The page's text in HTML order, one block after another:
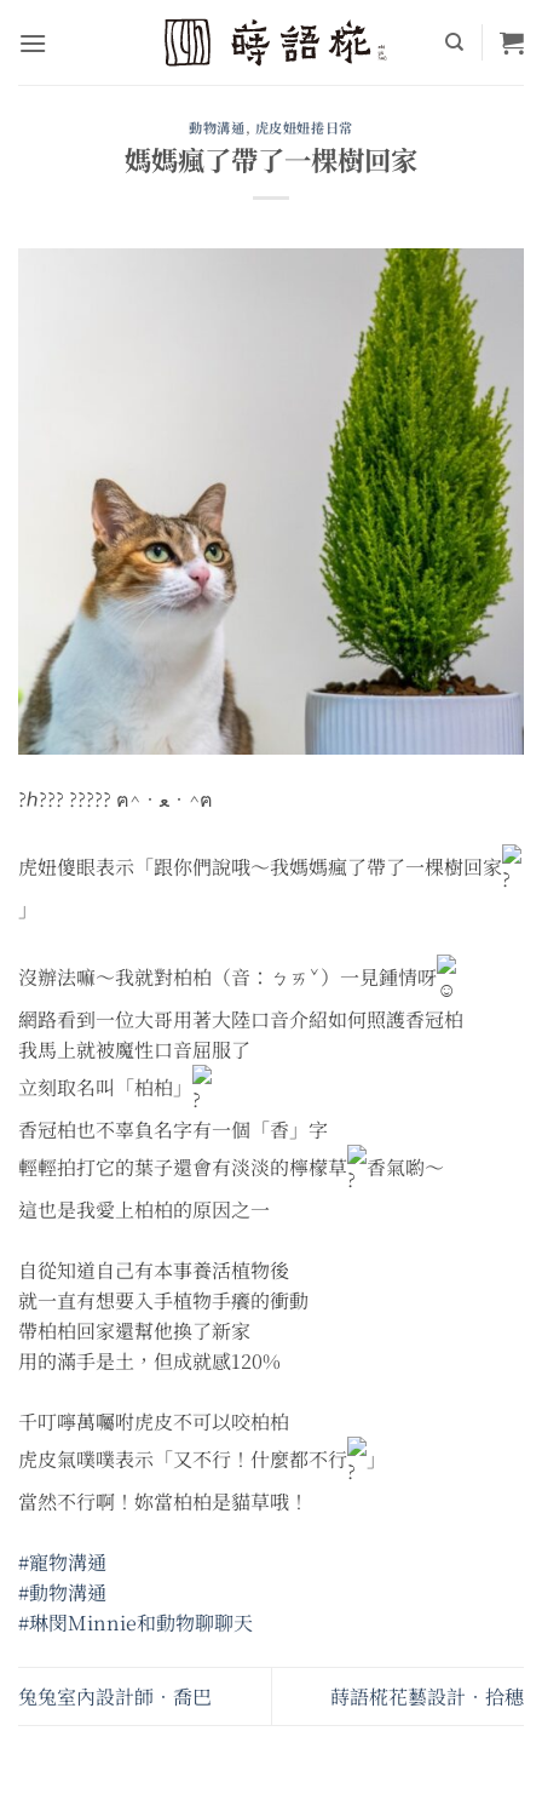
動物溝通, 虎皮妞妞捲日常
媽媽瘋了帶了一棵樹回家
?ℎ??? ????? ฅ^•ﻌ•^ฅ
虎妞傻眼表示「跟你們說哦～我媽媽瘋了帶了一棵樹回家
」
沒辦法嘛～我就對柏柏（音：ㄅㄞˇ）一見鍾情呀
網路看到一位大哥用著大陸口音介紹如何照護香冠柏
我馬上就被魔性口音屈服了
立刻取名叫「柏柏」
香冠柏也不辜負名字有一個「香」字
輕輕拍打它的葉子還會有淡淡的檸檬草
香氣喲～
這也是我愛上柏柏的原因之一
自從知道自己有本事養活植物後
就一直有想要入手植物手癢的衝動
帶柏柏回家還幫他換了新家
用的滿手是土，但成就感120%
千叮嚀萬囑咐虎皮不可以咬柏柏
虎皮氣噗噗表示「又不行！什麼都不行
」
當然不行啊！妳當柏柏是貓草哦！
#寵物溝通
#動物溝通
#琳閔Minnie和動物聊聊天
兔兔室內設計師•喬巴 蒔語椛花藝設計•拾穗